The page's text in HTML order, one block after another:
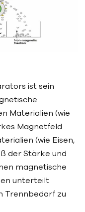
ist sein
Materialien (wie
Magnetfeld
(wie Eisen,
der Stärke und
magnetische
unterteilt
Trennbedarf zu